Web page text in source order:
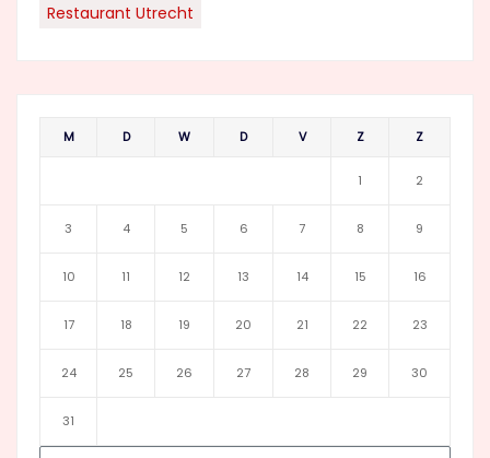
Restaurant Utrecht
M D W D V Z Z
1 2
3 4 5 6 7 8 9
10 11 12 13 14 15 16
17 18 19 20 21 22 23
24 25 26 27 28 29 30
31